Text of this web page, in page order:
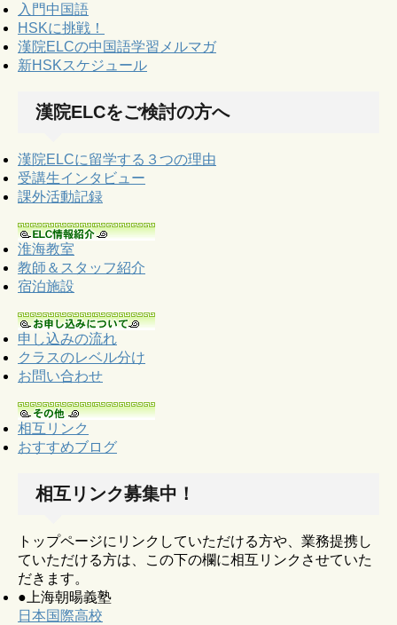
入門中国語
HSKに挑戦！
漢院ELCの中国語学習メルマガ
新HSKスケジュール
漢院ELCをご検討の方へ
漢院ELCに留学する３つの理由
受講生インタビュー
課外活動記録
淮海教室
教師＆スタッフ紹介
宿泊施設
申し込みの流れ
クラスのレベル分け
お問い合わせ
相互リンク
おすすめブログ
相互リンク募集中！
トップページにリンクしていただける方や、業務提携し
ていただける方は、この下の欄に相互リンクさせていた
だきます。
●上海朝暘義塾
日本国際高校